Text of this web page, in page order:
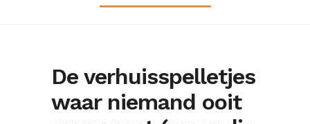
De verhuisspelletjes
waar niemand ooit